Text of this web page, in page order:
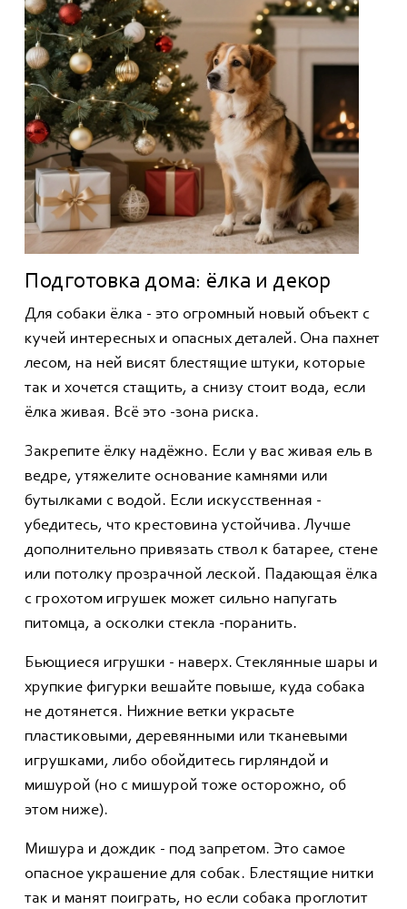
Подготовка дома: ёлка и декор
Для собаки ёлка - это огромный новый объект с
кучей интересных и опасных деталей. Она пахнет
лесом, на ней висят блестящие штуки, которые
так и хочется стащить, а снизу стоит вода, если
ёлка живая. Всё это -зона риска.
Закрепите ёлку надёжно. Если у вас живая ель в
ведре, утяжелите основание камнями или
бутылками с водой. Если искусственная -
убедитесь, что крестовина устойчива. Лучше
дополнительно привязать ствол к батарее, стене
или потолку прозрачной леской. Падающая ёлка
с грохотом игрушек может сильно напугать
питомца, а осколки стекла -поранить.
Бьющиеся игрушки - наверх. Стеклянные шары и
хрупкие фигурки вешайте повыше, куда собака
не дотянется. Нижние ветки украсьте
пластиковыми, деревянными или тканевыми
игрушками, либо обойдитесь гирляндой и
мишурой (но с мишурой тоже осторожно, об
этом ниже).
Мишура и дождик - под запретом. Это самое
опасное украшение для собак. Блестящие нитки
так и манят поиграть, но если собака проглотит